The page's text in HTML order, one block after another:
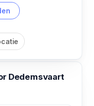
Dedemsvaart